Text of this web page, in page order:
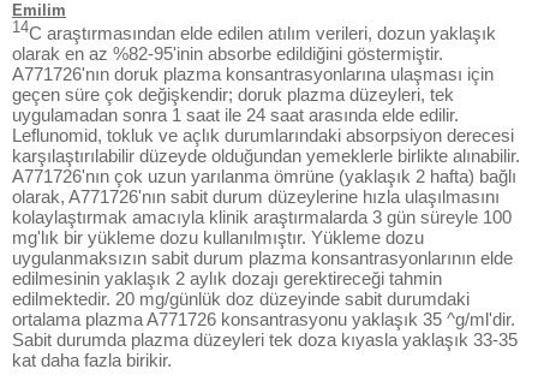
Emilim
14C araştırmasından elde edilen atılım verileri, dozun yaklaşık
olarak en az %82-95'inin absorbe edildiğini göstermiştir.
A771726'nın doruk plazma konsantrasyonlarına ulaşması için
geçen süre çok değişkendir; doruk plazma düzeyleri, tek
uygulamadan sonra 1 saat ile 24 saat arasında elde edilir.
Leflunomid, tokluk ve açlık durumlarındaki absorpsiyon derecesi
karşılaştırılabilir düzeyde olduğundan yemeklerle birlikte alınabilir.
A771726'nın çok uzun yarılanma ömrüne (yaklaşık 2 hafta) bağlı
olarak, A771726'nın sabit durum düzeylerine hızla ulaşılmasını
kolaylaştırmak amacıyla klinik araştırmalarda 3 gün süreyle 100
mg'lık bir yükleme dozu kullanılmıştır. Yükleme dozu
uygulanmaksızın sabit durum plazma konsantrasyonlarının elde
edilmesinin yaklaşık 2 aylık dozajı gerektireceği tahmin
edilmektedir. 20 mg/günlük doz düzeyinde sabit durumdaki
ortalama plazma A771726 konsantrasyonu yaklaşık 35 ^g/ml'dir.
Sabit durumda plazma düzeyleri tek doza kıyasla yaklaşık 33-35
kat daha fazla birikir.